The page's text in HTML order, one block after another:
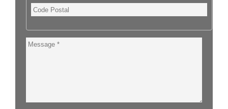
Code
Postal
Message